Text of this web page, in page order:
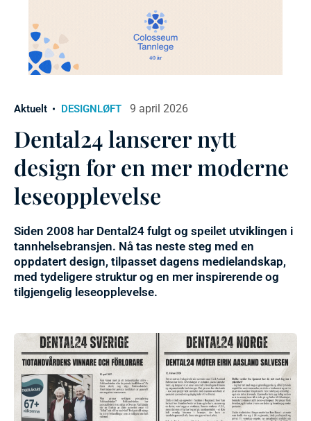
Aktuelt DESIGNLØFT 9 april 2026
Dental24 lanserer nytt
design for en mer moderne
leseopplevelse
Siden 2008 har Dental24 fulgt og speilet utviklingen i
tannhelsebransjen. Nå tas neste steg med en
oppdatert design, tilpasset dagens medielandskap,
med tydeligere struktur og en mer inspirerende og
tilgjengelig leseopplevelse.